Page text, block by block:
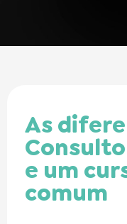
As
e um
comum